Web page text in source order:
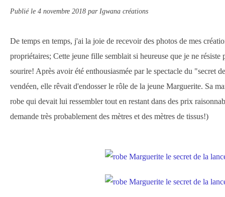
Publié le 4 novembre 2018 par Igwana créations
De temps en temps, j'ai la joie de recevoir des photos de mes
propriétaires; Cette jeune fille semblait si heureuse que je ne résiste
sourire! Après avoir été enthousiasmée par le spectacle du "secret
vendéen, elle rêvait d'endosser le rôle de la jeune Marguerite. Sa
robe qui devait lui ressembler tout en restant dans des prix
demande très probablement des mètres et des mètres de tissus!)